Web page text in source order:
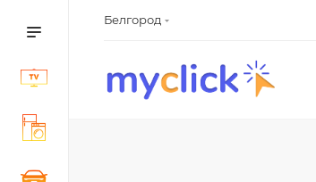
Белгород